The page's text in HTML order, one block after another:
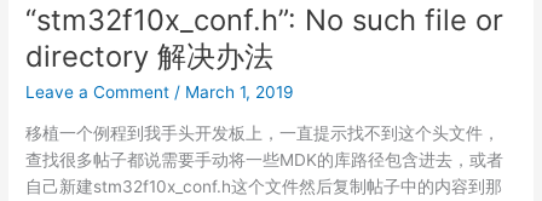
at
0x40021000
no
permission
的
解
“stm32f10x_conf.h”: No such file or
directory 解决办法
Leave a Comment / March 1, 2019
移植一个例程到我手头开发板上，一直提示找不到这个头文件，
查找很多帖子都说需要手动将一些MDK的库路径包含进去，或者
自己新建stm32f10x_conf.h这个文件然后复制帖子中的内容到那